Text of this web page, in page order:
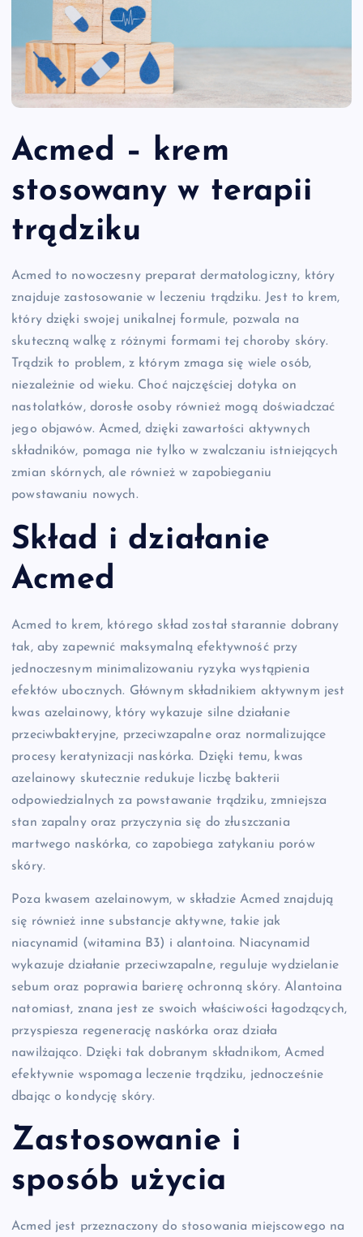
Acmed – krem
stosowany w terapii
trądziku
Acmed to nowoczesny preparat dermatologiczny, który
znajduje zastosowanie w leczeniu trądziku. Jest to krem,
który dzięki swojej unikalnej formule, pozwala na
skuteczną walkę z różnymi formami tej choroby skóry.
Trądzik to problem, z którym zmaga się wiele osób,
niezależnie od wieku. Choć najczęściej dotyka on
nastolatków, dorosłe osoby również mogą doświadczać
jego objawów. Acmed, dzięki zawartości aktywnych
składników, pomaga nie tylko w zwalczaniu istniejących
zmian skórnych, ale również w zapobieganiu
powstawaniu nowych.
Skład i działanie
Acmed
Acmed to krem, którego skład został starannie dobrany
tak, aby zapewnić maksymalną efektywność przy
jednoczesnym minimalizowaniu ryzyka wystąpienia
efektów ubocznych. Głównym składnikiem aktywnym jest
kwas azelainowy, który wykazuje silne działanie
przeciwbakteryjne, przeciwzapalne oraz normalizujące
procesy keratynizacji naskórka. Dzięki temu, kwas
azelainowy skutecznie redukuje liczbę bakterii
odpowiedzialnych za powstawanie trądziku, zmniejsza
stan zapalny oraz przyczynia się do złuszczania
martwego naskórka, co zapobiega zatykaniu porów
skóry.
Poza kwasem azelainowym, w składzie Acmed znajdują
się również inne substancje aktywne, takie jak
niacynamid (witamina B3) i alantoina. Niacynamid
wykazuje działanie przeciwzapalne, reguluje wydzielanie
sebum oraz poprawia barierę ochronną skóry. Alantoina
natomiast, znana jest ze swoich właściwości łagodzących,
przyspiesza regenerację naskórka oraz działa
nawilżająco. Dzięki tak dobranym składnikom, Acmed
efektywnie wspomaga leczenie trądziku, jednocześnie
dbając o kondycję skóry.
Zastosowanie i
sposób użycia
Acmed jest przeznaczony do stosowania miejscowego na